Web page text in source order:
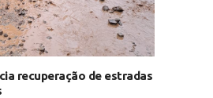
recuperação de estradas